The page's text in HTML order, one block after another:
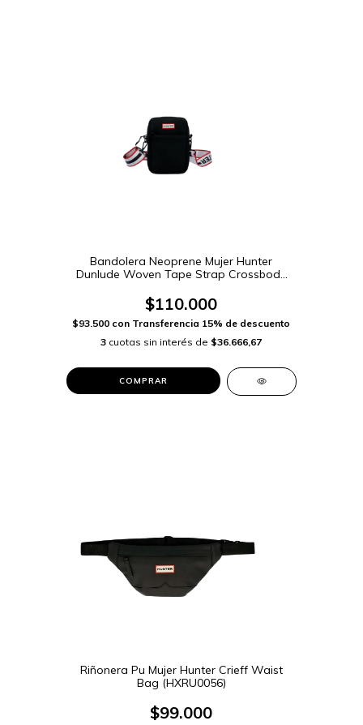
Bandolera Neoprene Mujer Hunter
Dunlude Woven Tape Strap Crossbody
$110.000
$93.500 con Transferencia 15% de descuento
3 cuotas sin interés de $36.666,67
COMPRAR
Riñonera Pu Mujer Hunter Crieff Waist
Bag (HXRU0056)
$99.000